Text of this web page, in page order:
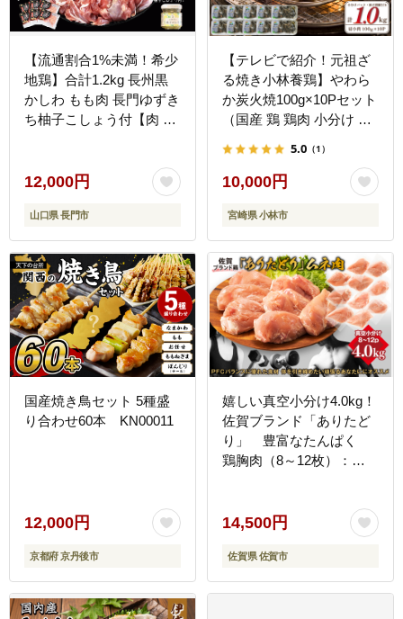
【流通割合1%未満！希少
地鶏】合計1.2kg 長州黒
かしわ もも肉 長門ゆずき
ち柚子こしょう付【肉 鶏
く 国産 冷凍】(1035)
12,000円
山口県 長門市
【テレビで紹介！元祖ざ
る焼き小林養鶏】やわら
か炭火焼100g×10Pセット
（国産 鶏 鶏肉 小分け 炭
崎 小林市）
5.0 （1）
10,000円
宮崎県 小林市
国産焼き鳥セット 5種盛
り合わせ60本 KN00011
12,000円
京都府 京丹後市
嬉しい真空小分け4.0kg！
佐賀ブランド「ありたど
り」 豊富なたんぱく
鶏胸肉（8～12枚）：
14,500円
佐賀県 佐賀市